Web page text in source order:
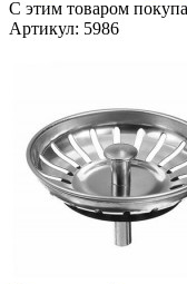
С этим товаром
Артикул: 5986